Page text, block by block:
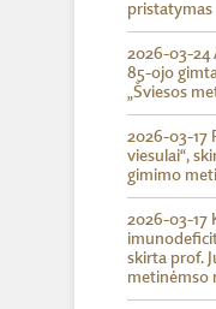
pristatymas
2026-03-24
85-ojo
„Šviesos
2026-03-17
viesulai“,
gimimo
2026-03-17
skirta prof.
metinėmso